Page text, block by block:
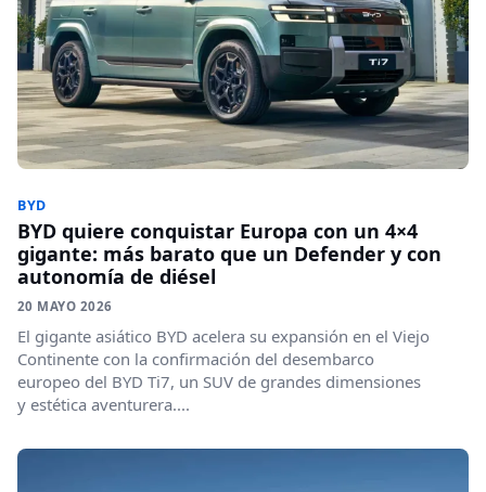
BYD
BYD quiere conquistar Europa con un 4×4
gigante: más barato que un Defender y con
autonomía de diésel
20 MAYO 2026
El gigante asiático BYD acelera su expansión en el Viejo
Continente con la confirmación del desembarco
europeo del BYD Ti7, un SUV de grandes dimensiones
y estética aventurera....